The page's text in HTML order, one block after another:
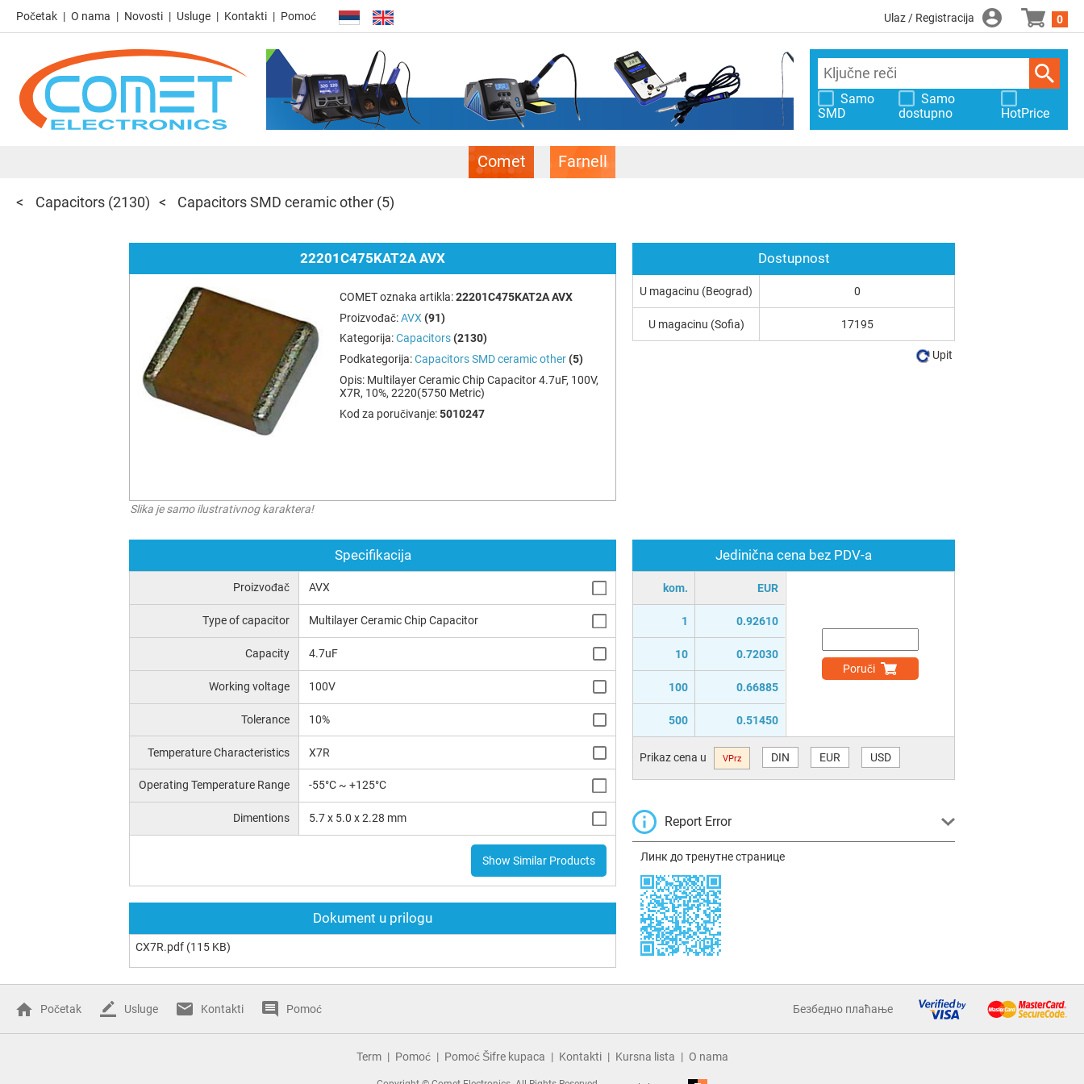
Početak O nama Novosti Usluge Kontakti Pomoć Ulaz / Registracija 0
Samo
SMD
Samo
dostupno
HotPrice
Comet Farnell
Capacitors (2130) Capacitors SMD ceramic other (5)
22201C475KAT2A AVX
COMET oznaka artikla:22201C475KAT2A AVX
Proizvođač:AVX (91)
Kategorija:Capacitors (2130)
Podkategorija:Capacitors SMD ceramic other (5)
Opis: Multilayer Ceramic Chip Capacitor 4.7uF, 100V,
X7R, 10%, 2220(5750 Metric)
Kod za poručivanje:5010247
Slika je samo ilustrativnog karaktera!
Specifikacija
Proizvođač AVX
Type of capacitor Multilayer Ceramic Chip Capacitor
Capacity 4.7uF
Working voltage 100V
Tolerance 10%
Temperature Characteristics X7R
Operating Temperature Range -55°C ~ +125°C
Dimentions 5.7 x 5.0 x 2.28 mm
Show Similar Products
Dokument u prilogu
CX7R.pdf (115 KB)
Jedinična cena bez PDV-a
kom. EUR
1 0.92610
10 0.72030
100 0.66885
500 0.51450
Poruči
Prikaz cena u VPrz DIN EUR USD
Report Error
Линк до тренутне странице
Dostupnost
U magacinu (Beograd) 0
U magacinu (Sofia) 17195
Upit
Početak Usluge Kontakti Pomoć Безбедно плаћање
Term Pomoć Pomoć Šifre kupaca Kontakti Kursna lista O nama